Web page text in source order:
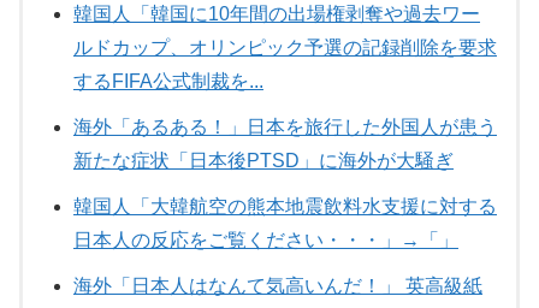
韓国人「韓国に10年間の出場権剥奪や過去ワー
ルドカップ、オリンピック予選の記録削除を要求
するFIFA公式制裁を...
海外「あるある！」日本を旅行した外国人が患う
新たな症状「日本後PTSD」に海外が大騒ぎ
韓国人「大韓航空の熊本地震飲料水支援に対する
日本人の反応をご覧ください・・・」→「」
海外「日本人はなんて気高いんだ！」 英高級紙